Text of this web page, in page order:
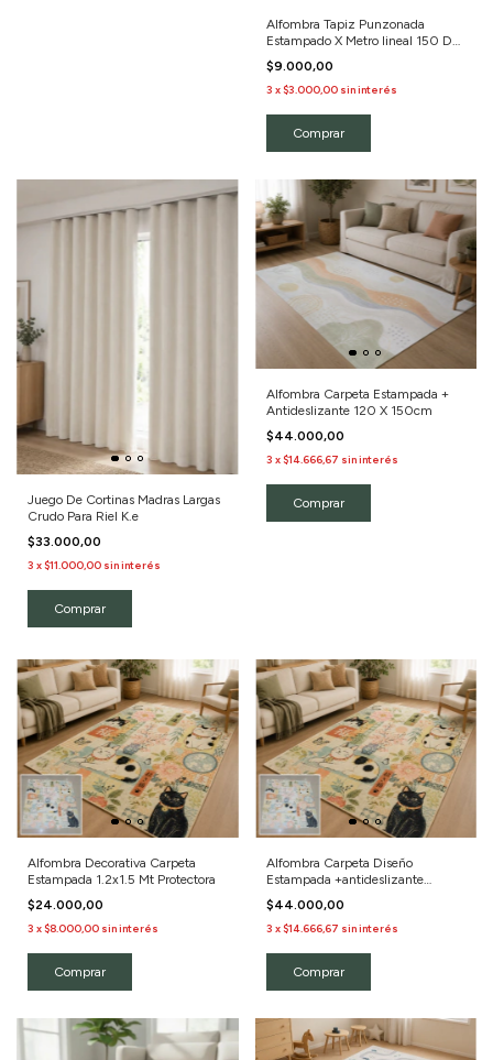
Alfombra Tapiz Punzonada
Estampado X Metro lineal 150 De
Ancho
$9.000,00
3 x$3.000,00 sin interés
Comprar
Juego De Cortinas Madras Largas
Crudo Para Riel K.e
$33.000,00
3 x$11.000,00 sin interés
Alfombra Carpeta Estampada +
Antideslizante 120 X 150cm
$44.000,00
3 x$14.666,67 sin interés
Comprar
Alfombra Decorativa Carpeta
Estampada 1.2x1.5 Mt Protectora
$24.000,00
3 x$8.000,00 sin interés
Comprar
Alfombra Carpeta Diseño
Estampada +antideslizante
120x150cm
$44.000,00
3 x$14.666,67 sin interés
Comprar